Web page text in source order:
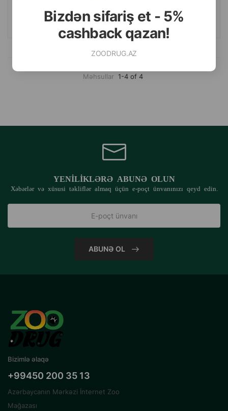
Bizdən sifariş et - 5%
cashback qazan!
ZOODRUG.AZ
ALMAQ
Məhsullar 1-4 of 4
YENILIKLƏRƏ ABUNƏ OLUN
Xəbərlər və xüsusi təkliflər almaq üçün e-poçt ünvanınızı qeyd edin.
ABUNƏ OL
Bizimlə əlaqə
+99450 200 35 13
Azərbaycanın Mərkəzi İnternet Zoo
Mağazası